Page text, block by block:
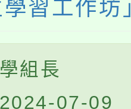
習工作坊
組長
07-09